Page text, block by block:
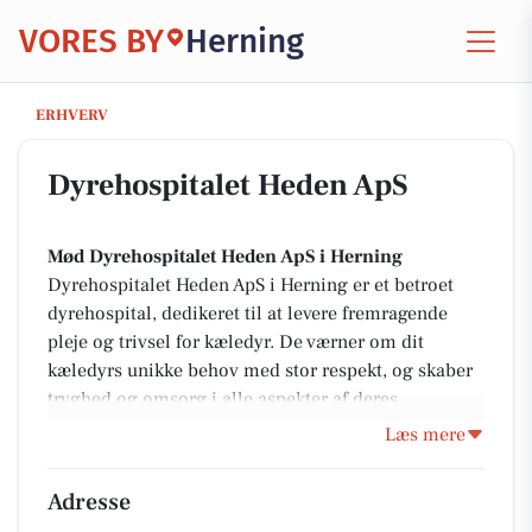
VORES BY Herning
ERHVERV
Dyrehospitalet Heden ApS
Dyrehospitalet Heden ApS
Mød Dyrehospitalet Heden ApS i Herning
Dyrehospitalet Heden ApS i Herning er et betroet
dyrehospital, dedikeret til at levere fremragende
pleje og trivsel for kæledyr. De værner om dit
kæledyrs unikke behov med stor respekt, og skaber
tryghed og omsorg i alle aspekter af deres
behandling. Hospitalet tilbyder en bred vifte af
Læs mere
Adresse